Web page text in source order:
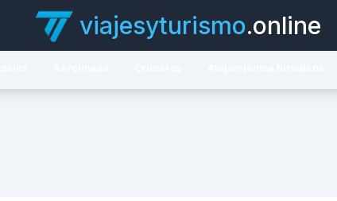
viajesyturismo.online